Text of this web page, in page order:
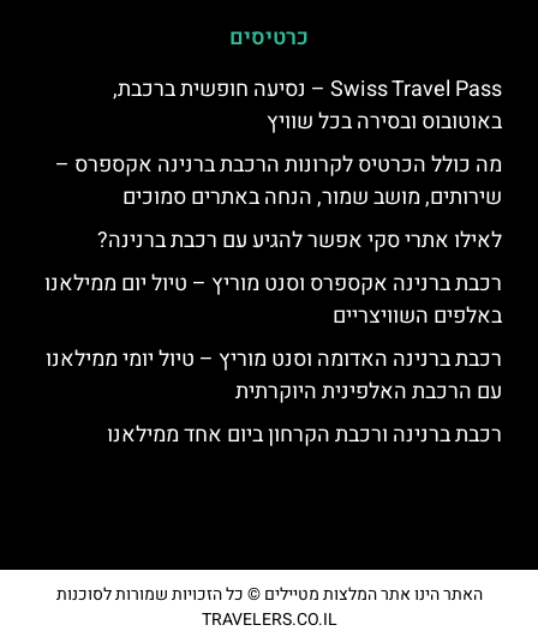
כרטיסים
Swiss Travel Pass – נסיעה חופשית ברכבת,
באוטובוס ובסירה בכל שוויץ
מה כולל הכרטיס לקרונות הרכבת ברנינה אקספרס –
שירותים, מושב שמור, הנחה באתרים סמוכים
לאילו אתרי סקי אפשר להגיע עם רכבת ברנינה?
רכבת ברנינה אקספרס וסנט מוריץ – טיול יום ממילאנו
באלפים השוויצריים
רכבת ברנינה האדומה וסנט מוריץ – טיול יומי ממילאנו
עם הרכבת האלפינית היוקרתית
רכבת ברנינה ורכבת הקרחון ביום אחד ממילאנו
האתר הינו אתר המלצות מטיילים © כל הזכויות שמורות לסוכנות
TRAVELERS.CO.IL